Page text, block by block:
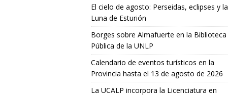
El cielo de agosto: Perseidas, eclipses y la
Luna de Esturión
Borges sobre Almafuerte en la Biblioteca
Pública de la UNLP
Calendario de eventos turísticos en la
Provincia hasta el 13 de agosto de 2026
La UCALP incorpora la Licenciatura en